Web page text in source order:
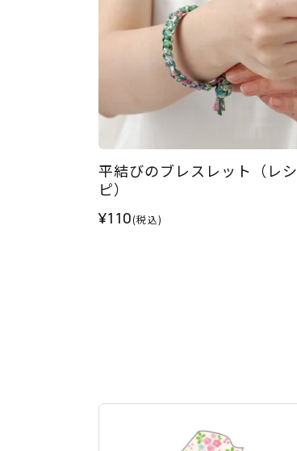
平結びのブレスレット（レシ
ピ）
¥110(税込)